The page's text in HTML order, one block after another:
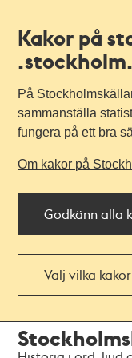
Kakor på
På
sammanställa
fungera på ett bra
Om kakor på
Godkänn alla
Välj vilka
navigationen
huvudinnehållet